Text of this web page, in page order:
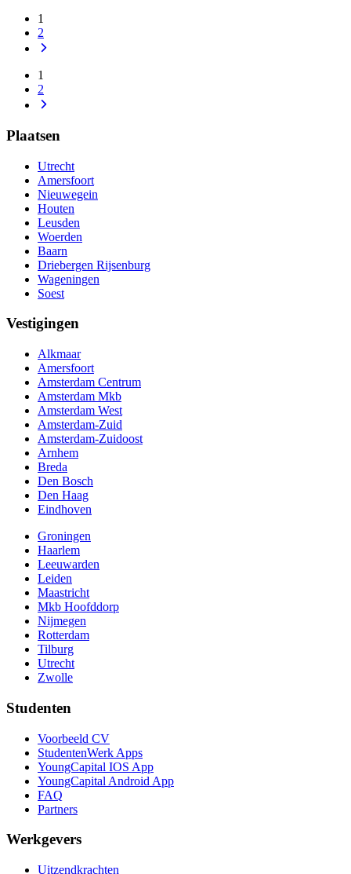
1
2
1
2
Plaatsen
Utrecht
Amersfoort
Nieuwegein
Houten
Leusden
Woerden
Baarn
Driebergen Rijsenburg
Wageningen
Soest
Vestigingen
Alkmaar
Amersfoort
Amsterdam Centrum
Amsterdam Mkb
Amsterdam West
Amsterdam-Zuid
Amsterdam-Zuidoost
Arnhem
Breda
Den Bosch
Den Haag
Eindhoven
Groningen
Haarlem
Leeuwarden
Leiden
Maastricht
Mkb Hoofddorp
Nijmegen
Rotterdam
Tilburg
Utrecht
Zwolle
Studenten
Voorbeeld CV
StudentenWerk Apps
YoungCapital IOS App
YoungCapital Android App
FAQ
Partners
Werkgevers
Uitzendkrachten